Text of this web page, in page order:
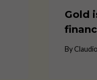
Gold
By